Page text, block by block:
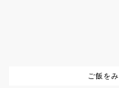
ご飯を